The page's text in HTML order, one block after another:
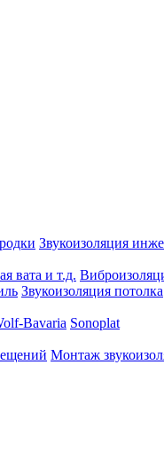
Звукоизоляция
вата и т.д.
Звукоизоляция потолка
Bavaria Sonoplat
Монтаж